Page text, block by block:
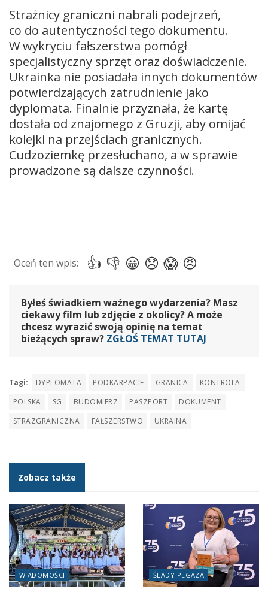
Strażnicy graniczni nabrali podejrzeń,
co do autentyczności tego dokumentu.
W wykryciu fałszerstwa pomógł
specjalistyczny sprzęt oraz doświadczenie.
Ukrainka nie posiadała innych dokumentów
potwierdzających zatrudnienie jako
dyplomata. Finalnie przyznała, że kartę
dostała od znajomego z Gruzji, aby omijać
kolejki na przejściach granicznych.
Cudzoziemkę przesłuchano, a w sprawie
prowadzone są dalsze czynności.
Byłeś świadkiem ważnego wydarzenia? Masz
ciekawy film lub zdjęcie z okolicy? A może
chcesz wyrazić swoją opinię na temat
bieżących spraw? ZGŁOŚ TEMAT TUTAJ
Tagi: DYPLOMATA PODKARPACIE GRANICA
KONTROLA
POLSKA
SG BUDOMIERZ PASZPORT
DOKUMENT
STRAZGRANICZNA
FAŁSZERSTWO UKRAINA
Zobacz także
WIADOMOŚCI ŚLADY PEGAZA